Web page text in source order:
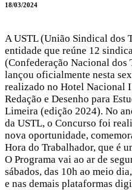
18/03/2024
A USTL (União Sindical dos
entidade que reúne 12
(Confederação Nacional dos
lançou oficialmente nesta
realizado no Hotel Nacional
Redação e Desenho para
Limeira (edição 2024). No
da USTL, o Concurso foi
nova oportunidade,
Hora do Trabalhador, que é
O Programa vai ao ar de
sábados, das 10h ao meio
e nas demais plataformas